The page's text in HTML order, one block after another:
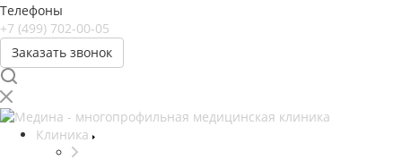
Телефоны
+7 (499) 702-00-05
Заказать звонок
Клиника